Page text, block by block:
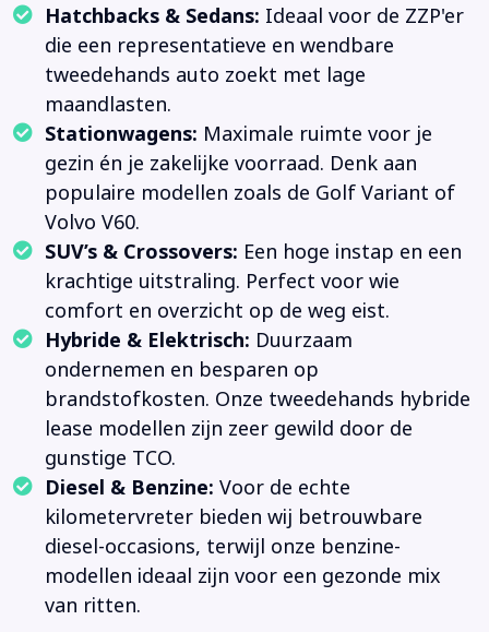
Hatchbacks & Sedans: Ideaal voor de ZZP'er
die een representatieve en wendbare
tweedehands auto zoekt met lage
maandlasten.
Stationwagens: Maximale ruimte voor je
gezin én je zakelijke voorraad. Denk aan
populaire modellen zoals de Golf Variant of
Volvo V60.
SUV’s & Crossovers: Een hoge instap en een
krachtige uitstraling. Perfect voor wie
comfort en overzicht op de weg eist.
Hybride & Elektrisch: Duurzaam
ondernemen en besparen op
brandstofkosten. Onze tweedehands hybride
lease modellen zijn zeer gewild door de
gunstige TCO.
Diesel & Benzine: Voor de echte
kilometervreter bieden wij betrouwbare
diesel-occasions, terwijl onze benzine-
modellen ideaal zijn voor een gezonde mix
van ritten.